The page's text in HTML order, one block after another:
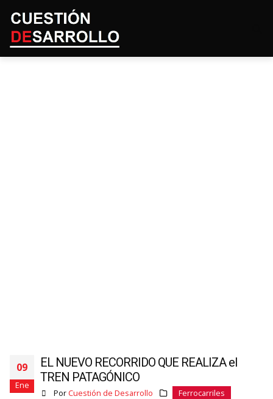
09
Ene
EL NUEVO RECORRIDO QUE REALIZA el
TREN PATAGÓNICO
Por Cuestión de Desarrollo Ferrocarriles